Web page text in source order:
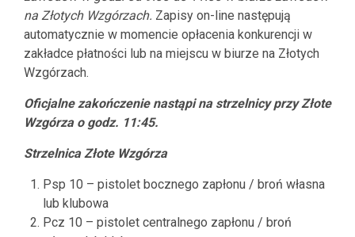
na Złotych Wzgórzach. Zapisy on-line następują
automatycznie w momencie opłacenia konkurencji w
zakładce płatności lub na miejscu w biurze na Złotych
Wzgórzach.
Oficjalne zakończenie nastąpi na strzelnicy przy Złote
Wzgórza o godz. 11:45.
Strzelnica Złote Wzgórza
Psp 10 – pistolet bocznego zapłonu / broń własna
lub klubowa
Pcz 10 – pistolet centralnego zapłonu / broń